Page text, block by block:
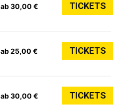
ab 30,00 € TICKETS
ab 25,00 € TICKETS
ab 30,00 € TICKETS